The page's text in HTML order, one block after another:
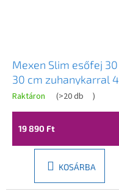
Mexen Slim esőfej
30 cm zuhanykarral
cm, fehér - 79130112-
Raktáron (>20 db )
19 890 Ft
KOSÁRBA